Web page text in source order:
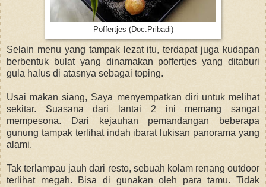
Poffertjes (Doc.Pribadi)
Selain menu yang tampak lezat itu, terdapat juga kudapan
berbentuk bulat yang dinamakan poffertjes yang ditaburi
gula halus di atasnya sebagai toping.
Usai makan siang, Saya menyempatkan diri untuk melihat
sekitar. Suasana dari lantai 2 ini memang sangat
mempesona. Dari kejauhan pemandangan beberapa
gunung tampak terlihat indah ibarat lukisan panorama yang
alami.
Tak terlampau jauh dari resto, sebuah kolam renang outdoor
terlihat megah. Bisa di gunakan oleh para tamu. Tidak